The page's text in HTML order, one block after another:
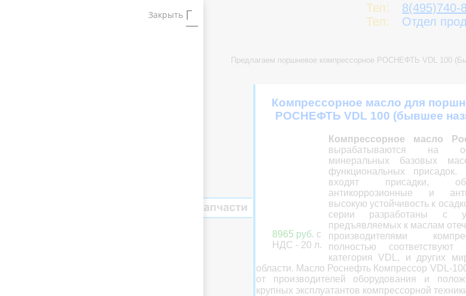
Тел:
8(495)740-
Тел:
Отдел
Предлагаем поршневое компрессорное РОСНЕФТЬ VDL 100
Компрессорное масло для
РОСНЕФТЬ VDL 100 (бывшее
8965 руб. с
НДС - 20 л.
Компрессорное масло
вырабатываются на
минеральных базовых
функциональных
входят присадки,
антикоррозионные и
высокую устойчивость к
серии разработаны с
предъявляемых к маслам
производителями
полностью
категория VDL, и других
области. Масло Роснефть Компрессор VDL-
от производителей оборудования и
крупных эксплуатантов компрессорной
Закрыть